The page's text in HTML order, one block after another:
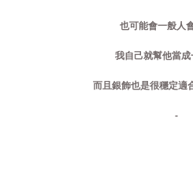
也可能會一般人
我自己就幫他當
而且銀飾也是很穩定適
-